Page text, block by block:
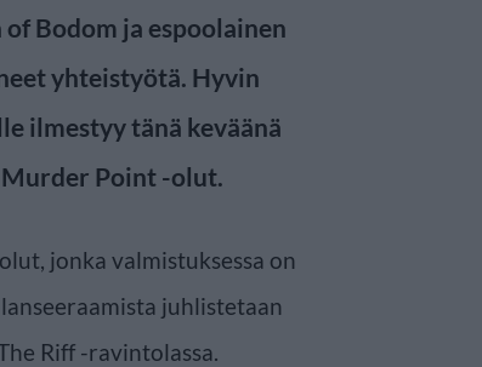
Bodom ja espoolainen
yhteistyötä. Hyvin
ilmestyy tänä keväänä
Point -olut.
jonka valmistuksessa on
juhlistetaan
Riff -ravintolassa.